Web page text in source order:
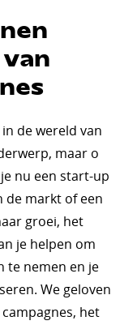
van
de wereld van
maar o
nu een start-up
de markt of een
groei, het
je helpen om
te nemen en je
We geloven
het